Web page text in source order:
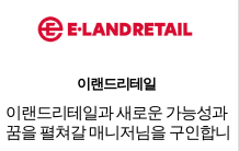
이랜드리테일
이랜드리테일과 새로운 가능성과
꿈을 펼쳐갈 매니저님을 구인합니